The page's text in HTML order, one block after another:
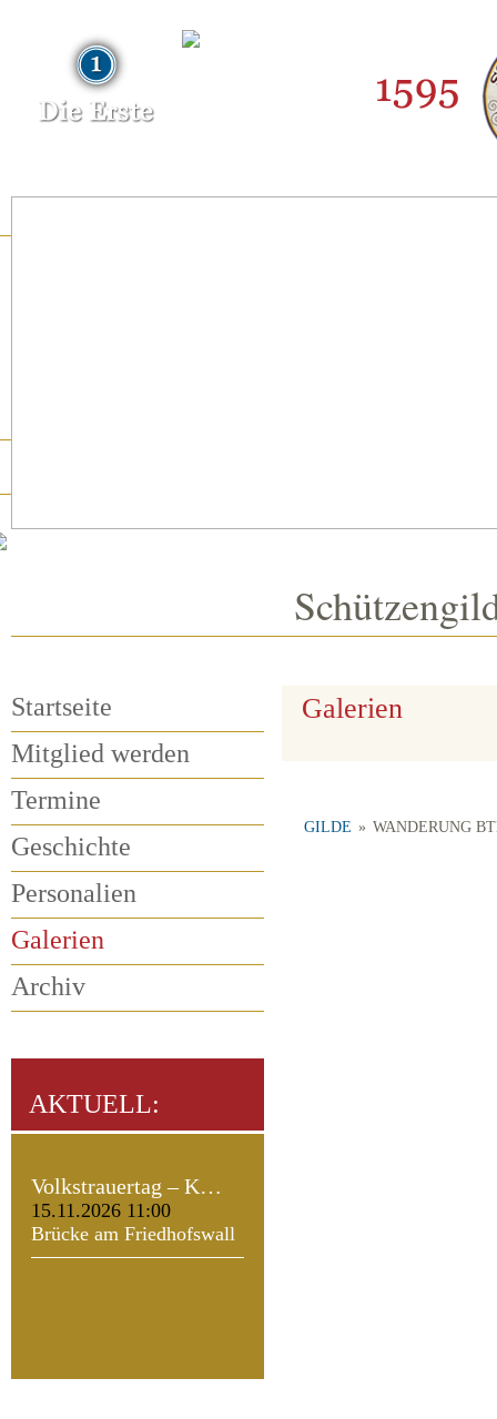
Startseite
Mitglied werden
Termine
Geschichte
Personalien
Galerien
Archiv
AKTUELL:
Volkstrauertag – K…
15.11.2026 11:00
Brücke am Friedhofswall
Galerien
GILDE » WANDERUNG